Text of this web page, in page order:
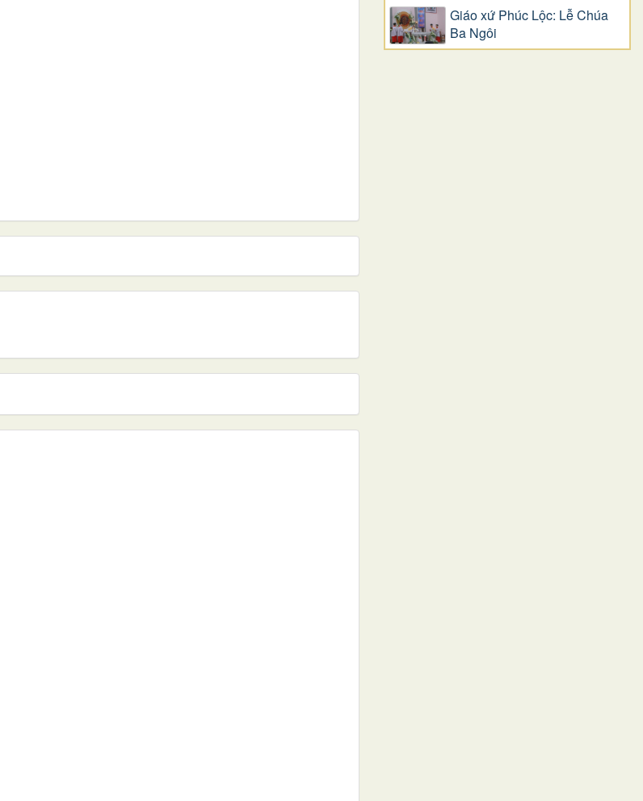
Giáo xứ Phúc Lộc: Lễ Chúa
Ba Ngôi